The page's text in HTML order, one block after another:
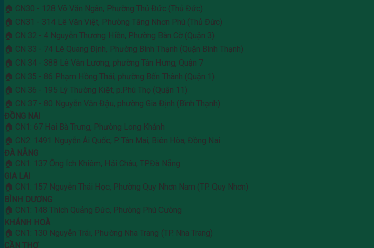
🏠 CN30 - 128 Võ Văn Ngân, Phường Thủ Đức (Thủ Đức)
🏠 CN31 - 314 Lê Văn Việt, Phường Tăng Nhơn Phú (Thủ Đức)
🏠 CN 32 - 4 Nguyễn Thượng Hiền, Phường Bàn Cờ (Quận 3)
🏠 CN 33 - 74 Lê Quang Định, Phường Bình Thạnh (Quận Bình Thạnh)
🏠 CN 34 - 388 Lê Văn Lương, phường Tân Hưng, Quận 7
🏠 CN 35 - 86 Phạm Hồng Thái, phường Bến Thành (Quận 1)
🏠 CN 36 - 195 Lý Thường Kiệt, p.Phú Thọ (Quận 11)
🏠 CN 37 - 80 Nguyễn Văn Đậu, phường Gia Định (Bình Thạnh)
ĐỒNG NAI
🏠 CN1: 67 Hai Bà Trưng, Phường Long Khánh
🏠 CN2: 1491 Nguyễn Ái Quốc, P. Tân Mai, Biên Hòa, Đồng Nai
ĐÀ NẴNG
🏠 CN1: 137 Ông Ích Khiêm, Hải Châu, TP.Đà Nẵng
GIA LAI
🏠 CN1: 157 Nguyễn Thái Học, Phường Quy Nhơn Nam (TP. Quy Nhơn)
BÌNH DƯƠNG
🏠 CN1: 148 Thích Quảng Đức, Phường Phú Cường
KHÁNH HOÀ
🏠 CN1: 130 Nguyễn Trãi, Phường Nha Trang (TP. Nha Trang)
CẦN THƠ